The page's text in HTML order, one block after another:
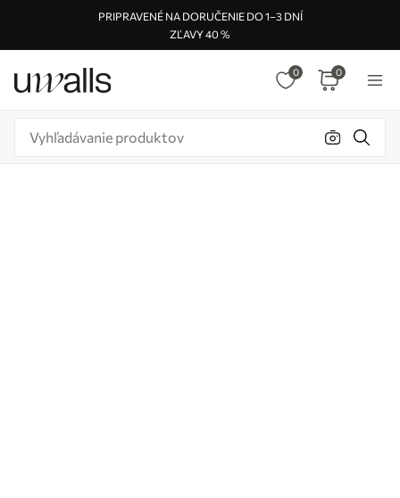
PRIPRAVENÉ NA DORUČENIE DO 1–3 DNÍ
ZĽAVY 40 %
0 0